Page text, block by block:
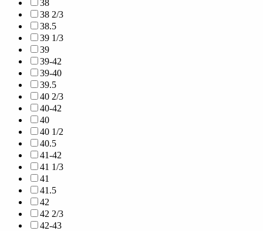
38
38 2/3
38.5
39 1/3
39
39-42
39-40
39.5
40 2/3
40-42
40
40 1/2
40.5
41-42
41 1/3
41
41.5
42
42 2/3
42-43